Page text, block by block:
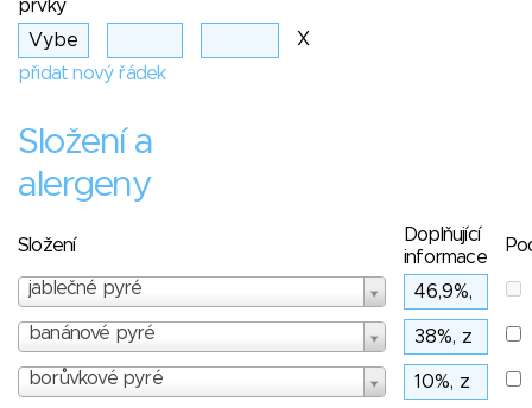
prvky
X
přidat nový řádek
Složení a
alergeny
Složení
Doplňující
informace
jablečné pyré
banánové pyré
borůvkové pyré